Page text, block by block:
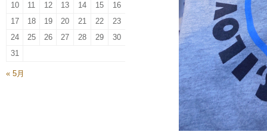
10
11 12 13 14 15
16
17
18 19 20 21 22
23
24
25 26 27 28 29
30
31
« 5月